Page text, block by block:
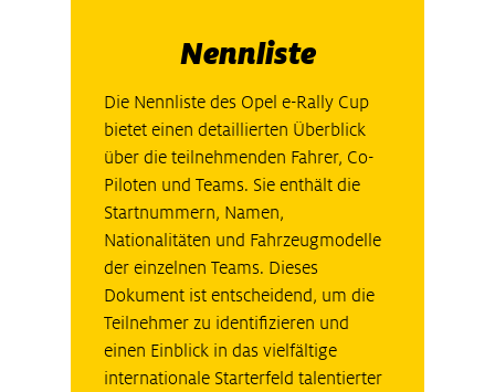
Nennliste
Die Nennliste des Opel e-Rally Cup
bietet einen detaillierten Überblick
über die teilnehmenden Fahrer, Co-
Piloten und Teams. Sie enthält die
Startnummern, Namen,
Nationalitäten und Fahrzeugmodelle
der einzelnen Teams. Dieses
Dokument ist entscheidend, um die
Teilnehmer zu identifizieren und
einen Einblick in das vielfältige
internationale Starterfeld talentierter